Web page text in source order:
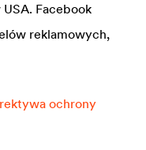
Facebook
reklamowych,
ochrony